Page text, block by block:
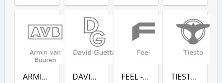
ARMIN VAN BUUREN - RADIO RECORD DAVID GUETTA - RADIO RECORD FEEL - RADIO RECORD TIESTO - RADIO RECORD